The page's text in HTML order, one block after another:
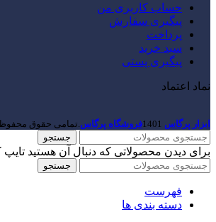
حساب کاربری من
پیگیری سفارش
پرداخت
سبد خرید
پیگیری پستی
نماد اعتماد
ابزار پرگاس 1401فروشگاه پرگاس .تمامی حقوق
جستجو
برای دیدن محصولاتی که دنبال آن هستید تایپ
جستجو
فهرست
دسته بندی ها